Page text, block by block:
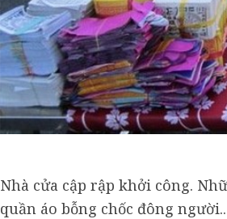
Nhà cửa cập rập khởi công.
quần áo bỗng chốc đông